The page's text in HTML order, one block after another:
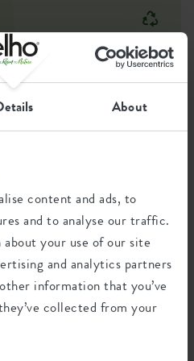
About
content and ads, to
and to analyse our traffic.
your use of our site
and analytics partners
information that you’ve
collected from your
van 100% gerecycled
alleen functioneel, maar ook
het overtollige water is op
weg, maar je bouwt ook
momenten. Zo kan ook
duurzame wereld.
bestaat uit 100% post-
afval en 0% post-industrieel
Garantie
99jaar
UV-beschermd